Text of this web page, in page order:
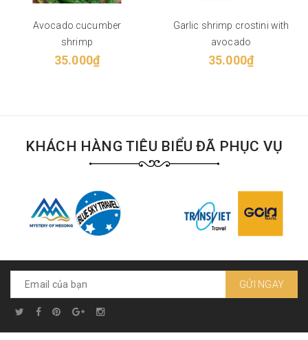
Avocado cucumber
shrimp
35.000₫
Garlic shrimp crostini with
avocado
35.000₫
KHÁCH HÀNG TIÊU BIỂU ĐÃ PHỤC VỤ
GỬI NGAY